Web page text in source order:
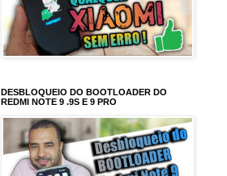
DESBLOQUEIO DO BOOTLOADER DO
REDMI NOTE 9 .9S E 9 PRO